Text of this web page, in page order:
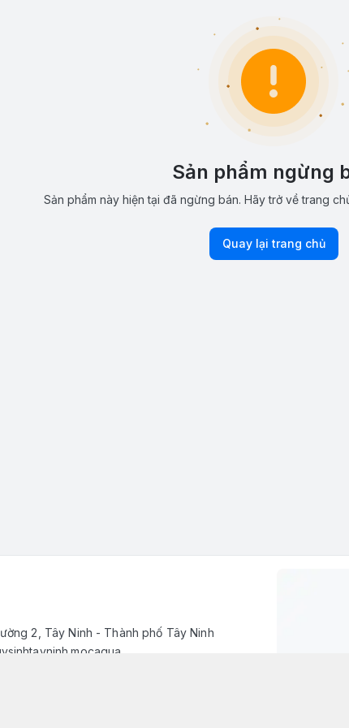
Sản phẩm ngừng
Sản phẩm này hiện tại đã ngừng bán. Hãy trở về trang
Quay lại trang chủ
2, Tây Ninh - Thành phố Tây Ninh